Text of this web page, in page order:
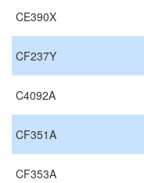
CE390X
CF237Y
C4092A
CF351A
CF353A